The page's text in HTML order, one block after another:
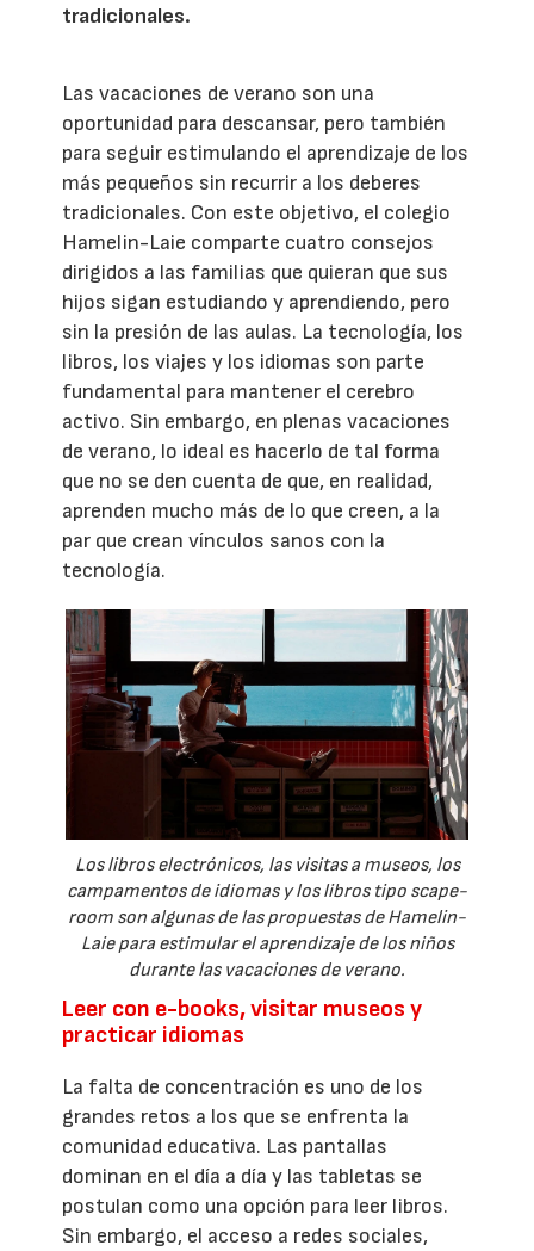
tradicionales.
Las vacaciones de verano son una
oportunidad para descansar, pero también
para seguir estimulando el aprendizaje de los
más pequeños sin recurrir a los deberes
tradicionales. Con este objetivo, el colegio
Hamelin-Laie comparte cuatro consejos
dirigidos a las familias que quieran que sus
hijos sigan estudiando y aprendiendo, pero
sin la presión de las aulas. La tecnología, los
libros, los viajes y los idiomas son parte
fundamental para mantener el cerebro
activo. Sin embargo, en plenas vacaciones
de verano, lo ideal es hacerlo de tal forma
que no se den cuenta de que, en realidad,
aprenden mucho más de lo que creen, a la
par que crean vínculos sanos con la
tecnología.
Los libros electrónicos, las visitas a museos, los
campamentos de idiomas y los libros tipo scape-
room son algunas de las propuestas de Hamelin-
Laie para estimular el aprendizaje de los niños
durante las vacaciones de verano.
Leer con e-books, visitar museos y
practicar idiomas
La falta de concentración es uno de los
grandes retos a los que se enfrenta la
comunidad educativa. Las pantallas
dominan en el día a día y las tabletas se
postulan como una opción para leer libros.
Sin embargo, el acceso a redes sociales,